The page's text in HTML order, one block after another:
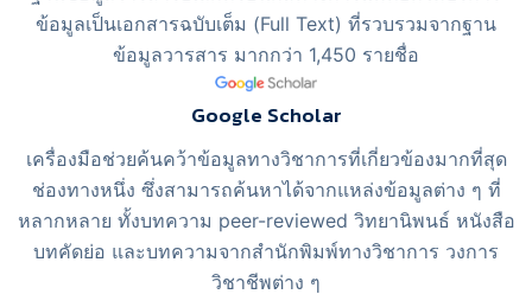
ข้อมูลเป็นเอกสารฉบับเต็ม (Full Text) ที่รวบรวมจากฐาน
ข้อมูลวารสาร มากกว่า 1,450 รายชื่อ
Google Scholar
เครื่องมือช่วยค้นคว้าข้อมูลทางวิชาการที่เกี่ยวข้องมากที่สุด
ช่องทางหนึ่ง ซึ่งสามารถค้นหาได้จากแหล่งข้อมูลต่าง ๆ ที่
หลากหลาย ทั้งบทความ peer-reviewed วิทยานิพนธ์ หนังสือ
บทคัดย่อ และบทความจากสำนักพิมพ์ทางวิชาการ วงการ
วิชาชีพต่าง ๆ